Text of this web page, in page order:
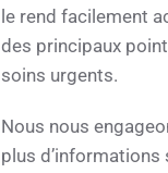
le rend facilement
des principaux
soins urgents.
Nous nous
plus